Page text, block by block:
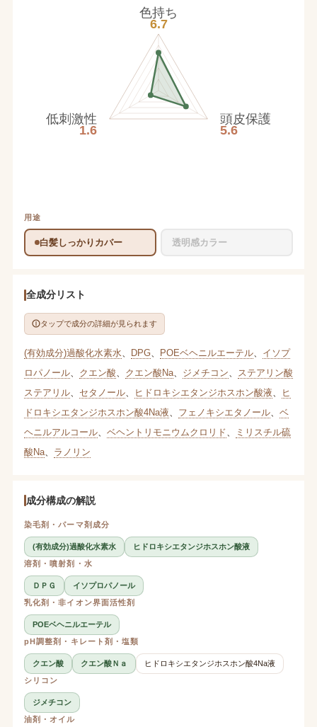
色持ち
6.7
頭皮保護
5.6
低刺激性
1.6
用途
白髪しっかりカバー 透明感カラー
全成分リスト
タップで成分の詳細が見られます
(有効成分)過酸化水素水 DPG、 POEベヘニルエーテル、 イソプ
ロパノール、 クエン酸 クエン酸Na、 ジメチコン
ステアリン酸
ステアリル、 セタノール、 ヒドロキシエタンジホスホン酸液
ヒ
ドロキシエタンジホスホン酸4Na液
フェノキシエタノール、 ベ
ヘニルアルコール、 ベヘントリモニウムクロリド
ミリスチル硫
酸Na、 ラノリン
成分構成の解説
染毛剤・パーマ剤成分
(有効成分)過酸化水素水
ヒドロキシエタンジホスホン酸液
溶剤・噴射剤・水
ＤＰＧ
イソプロパノール
乳化剤・非イオン界面活性剤
POEベヘニルエーテル
pH調整剤・キレート剤・塩類
クエン酸 クエン酸Ｎａ
ヒドロキシエタンジホスホン酸4Na液
シリコン
ジメチコン
油剤・オイル